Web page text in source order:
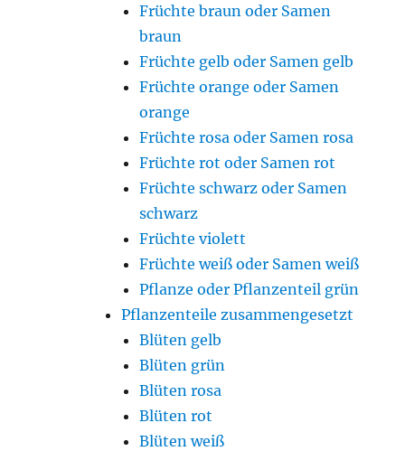
Früchte braun oder Samen
braun
Früchte gelb oder Samen gelb
Früchte orange oder Samen
orange
Früchte rosa oder Samen rosa
Früchte rot oder Samen rot
Früchte schwarz oder Samen
schwarz
Früchte violett
Früchte weiß oder Samen weiß
Pflanze oder Pflanzenteil grün
Pflanzenteile zusammengesetzt
Blüten gelb
Blüten grün
Blüten rosa
Blüten rot
Blüten weiß